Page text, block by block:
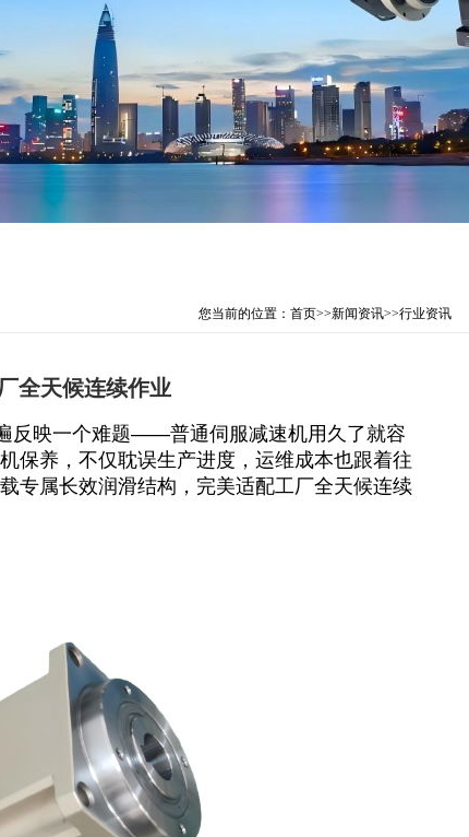
您当前的位置： 首页>>新闻资讯>>行业资讯
全天候连续作业
反映一个难题——普通伺服减速机用久了就容
保养，不仅耽误生产进度，运维成本也跟着往
专属长效润滑结构，完美适配工厂全天候连续